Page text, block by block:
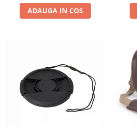
ADAUGA IN COS